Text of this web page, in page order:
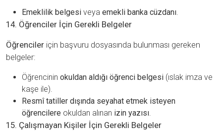
Emeklilik belgesi veya emekli banka cüzdanı.
14. Öğrenciler İçin Gerekli Belgeler
Öğrenciler için başvuru dosyasında bulunması gereken
belgeler:
Öğrencinin okuldan aldığı öğrenci belgesi (ıslak imza ve
kaşe ile).
Resmî tatiller dışında seyahat etmek isteyen
öğrencilere okuldan alınan izin yazısı.
15. Çalışmayan Kişiler İçin Gerekli Belgeler